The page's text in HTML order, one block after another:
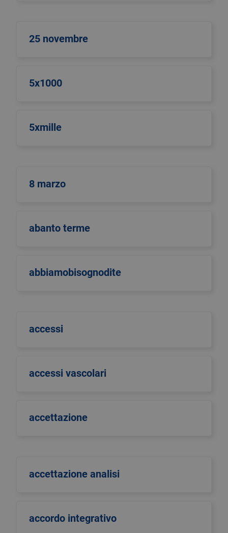
25 novembre
5x1000
5xmille
8 marzo
abanto terme
abbiamobisognodite
accessi
accessi vascolari
accettazione
accettazione analisi
accordo integrativo